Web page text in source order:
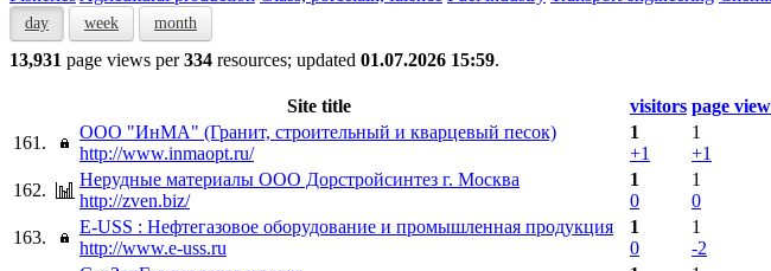
day week month
13,931 page views per334 resources; updated 01.07.2026 15:59.
Site title visitors page
161.
ООО "ИнМА" (Гранит, строительный и кварцевый песок)
http://www.inmaopt.ru/
1
+1
1
+1
162.
Нерудные материалы ООО Дорстройсинтез г. Москва
http://zven.biz/
1
0
1
0
163.
E-USS : Нефтегазовое оборудование и промышленная продукция
http://www.e-uss.ru
1
0
1
-2